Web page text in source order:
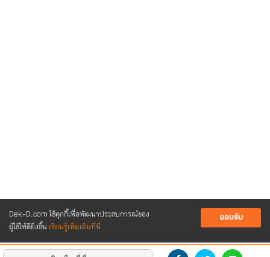
Dek-D.com ใช้คุกกี้เพื่อพัฒนาประสบการณ์ของ
ผู้ใช้ให้ดียิ่งขึ้น เรียนรู้เพิ่มเติมที่นี่
ยอมรับ